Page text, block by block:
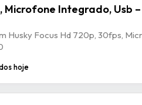
Microfone Integrado, Usb
Husky Focus Hd 720p, 30fps,
hoje